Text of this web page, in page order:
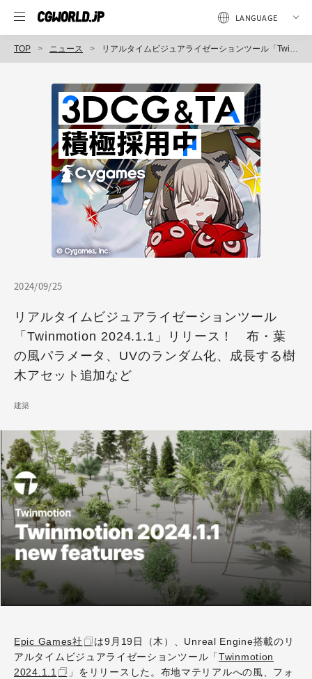
TOP ニュース リアルタイムビジュアライゼーションツール「Twinmotion 2024.1.1」リリース！ 布・葉の風パラメータ、UVのランダム化、成長する樹木アセット追加など
2024/09/25
リアルタイムビジュアライゼーションツール
「Twinmotion 2024.1.1」リリース！ 布・葉
の風パラメータ、UVのランダム化、成長する樹
木アセット追加など
建築
Epic Games社
は9月19日（木）、Unreal Engine搭載のリ
アルタイムビジュアライゼーションツール「Twinmotion
2024.1.1
」をリリースした。布地マテリアルへの風、フォ